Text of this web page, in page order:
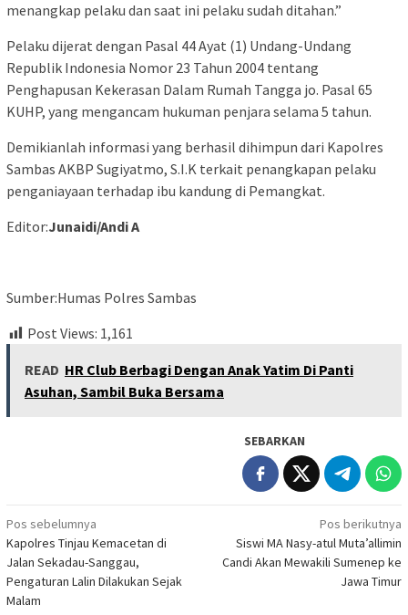
menangkap pelaku dan saat ini pelaku sudah ditahan.”
Pelaku dijerat dengan Pasal 44 Ayat (1) Undang-Undang
Republik Indonesia Nomor 23 Tahun 2004 tentang
Penghapusan Kekerasan Dalam Rumah Tangga jo. Pasal 65
KUHP, yang mengancam hukuman penjara selama 5 tahun.
Demikianlah informasi yang berhasil dihimpun dari Kapolres
Sambas AKBP Sugiyatmo, S.I.K terkait penangkapan pelaku
penganiayaan terhadap ibu kandung di Pemangkat.
Editor:Junaidi/Andi A
Sumber:Humas Polres Sambas
Post Views: 1,161
READ HR Club Berbagi Dengan Anak Yatim Di Panti
Asuhan, Sambil Buka Bersama
SEBARKAN
Navigasi
pos
Pos sebelumnya
Kapolres Tinjau Kemacetan di
Jalan Sekadau-Sanggau,
Pengaturan Lalin Dilakukan Sejak
Malam
Pos berikutnya
Siswi MA Nasy-atul Muta’allimin
Candi Akan Mewakili Sumenep ke
Jawa Timur